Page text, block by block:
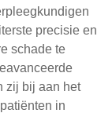
precisie en
schade te
zij bij aan het
in